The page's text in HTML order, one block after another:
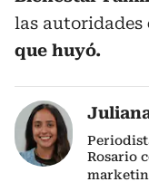
las autoridades
que huyó.
Rosario